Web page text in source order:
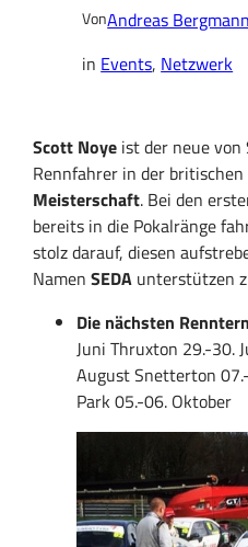
VonAndreas Bergmann
in Events, Netzwerk
Scott Noye ist der neue von
Rennfahrer in der britischen
Meisterschaft. Bei den
bereits in die Pokalränge
stolz darauf, diesen
NamenSEDA unterstützen
Die nächsten
Juni Thruxton 29.-30.
AugustSnetterton
Park 05.-06. Oktober